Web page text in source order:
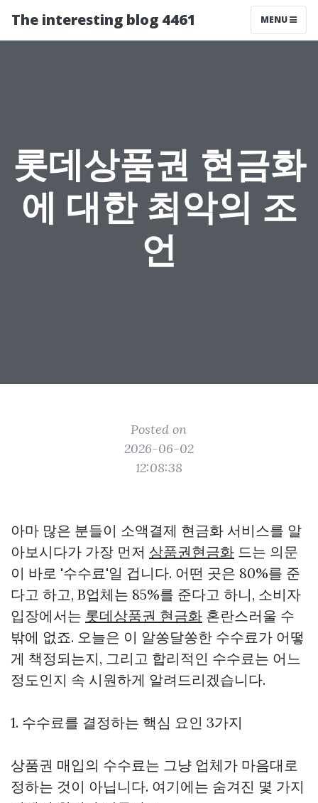
The interesting blog 4461 MENU
롯데상품권 현금화
에 대한 최악의 조
언
Posted on
2026-06-02
12:08:38
아마 많은 분들이 소액결제 현금화 서비스를 알
아보시다가 가장 먼저 상품권현금화 드는 의문
이 바로 '수수료'일 겁니다. 어떤 곳은 80%를 준
다고 하고, B업체는 85%를 준다고 하니, 소비자
입장에서는 롯데상품권 현금화 혼란스러울 수
밖에 없죠. 오늘은 이 알쏭달쏭한 수수료가 어떻
게 책정되는지, 그리고 합리적인 수수료는 어느
정도인지 속 시원하게 알려드리겠습니다.
1. 수수료를 결정하는 핵심 요인 3가지
상품권 매입의 수수료는 그냥 업체가 마음대로
정하는 것이 아닙니다. 여기에는 숨겨진 몇 가지